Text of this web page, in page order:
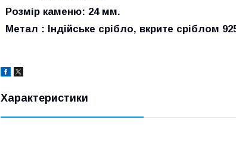
Розмір каменю: 24 мм.
Метал : Індійське срібло, вкрите сріблом
Характеристики